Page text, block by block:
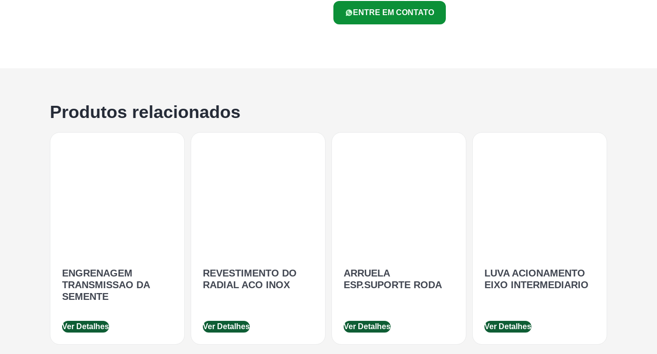
ENTRE EM CONTATO
Produtos relacionados
ENGRENAGEM
TRANSMISSAO DA
SEMENTE
Ver Detalhes
REVESTIMENTO DO
RADIAL ACO INOX
Ver Detalhes
ARRUELA
ESP.SUPORTE RODA
Ver Detalhes
LUVA ACIONAMENTO
EIXO INTERMEDIARIO
Ver Detalhes